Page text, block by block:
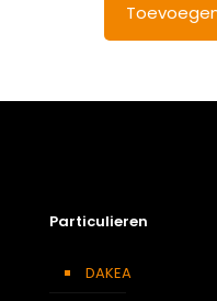
Particulieren
DAKEA